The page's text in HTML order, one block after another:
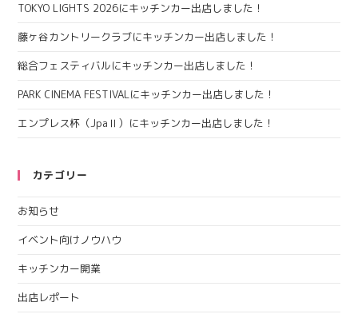
TOKYO LIGHTS 2026にキッチンカー出店しました！
藤ヶ谷カントリークラブにキッチンカー出店しました！
総合フェスティバルにキッチンカー出店しました！
PARK CINEMA FESTIVALにキッチンカー出店しました！
エンプレス杯（JpaⅡ）にキッチンカー出店しました！
カテゴリー
お知らせ
イベント向けノウハウ
キッチンカー開業
出店レポート